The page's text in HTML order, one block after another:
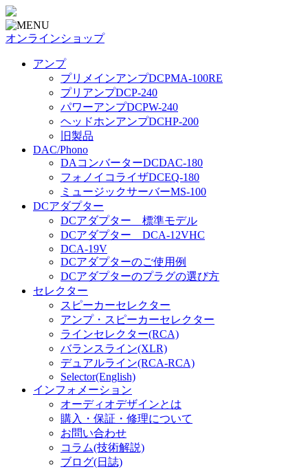
オンラインショップ
アンプ
プリメインアンプDCPMA-100RE
プリアンプDCP-240
パワーアンプDCPW-240
ヘッドホンアンプDCHP-200
旧製品
DAC/Phono
DAコンバーターDCDAC-180
フォノイコライザDCEQ-180
ミュージックサーバーMS-100
DCアダプター
DCアダプター 標準モデル
DCアダプター DCA-12VHC
DCA-19V
DCアダプターのご使用例
DCアダプターのプラグの選び方
セレクター
スピーカーセレクター
アンプ・スピーカーセレクター
ラインセレクター(RCA)
バランスライン(XLR)
デュアルライン(RCA-RCA)
Selector(English)
インフォメーション
オーディオデザインとは
購入・保証・修理について
お問い合わせ
コラム(技術解説)
ブログ(日誌)